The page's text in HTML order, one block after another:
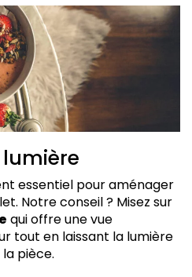
essentiel pour aménager
Notre conseil ? Misez sur
qui offre une vue
tout en laissant la lumière
pièce.